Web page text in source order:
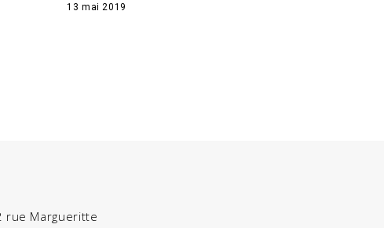
13 mai 2019
rue Margueritte